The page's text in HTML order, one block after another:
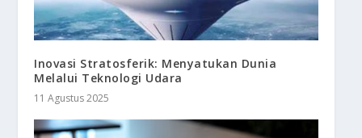
Inovasi Stratosferik: Menyatukan Dunia
Melalui Teknologi Udara
11 Agustus 2025